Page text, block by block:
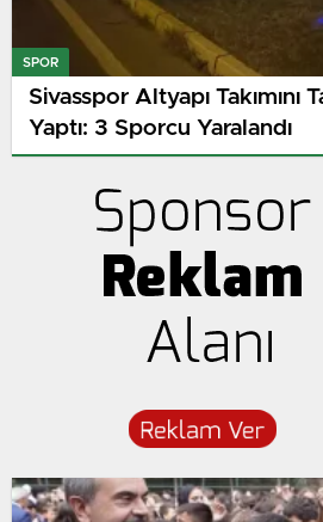
SPOR
Sivasspor Altyapı Takımını
Yaptı: 3 Sporcu Yaralandı